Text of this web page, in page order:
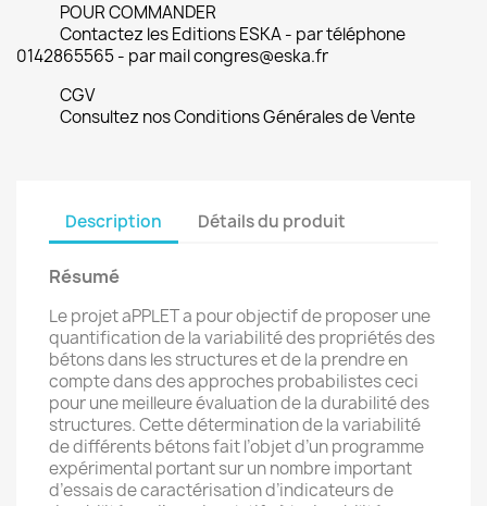
POUR COMMANDER
Contactez les Editions ESKA - par téléphone
0142865565 - par mail congres@eska.fr
CGV
Consultez nos Conditions Générales de Vente
Description Détails du produit
Résumé
Le projet aPPLET a pour objectif de proposer une
quantification de la variabilité des propriétés des
bétons dans les structures et de la prendre en
compte dans des approches probabilistes ceci
pour une meilleure évaluation de la durabilité des
structures. Cette détermination de la variabilité
de différents bétons fait l’objet d’un programme
expérimental portant sur un nombre important
d’essais de caractérisation d’indicateurs de